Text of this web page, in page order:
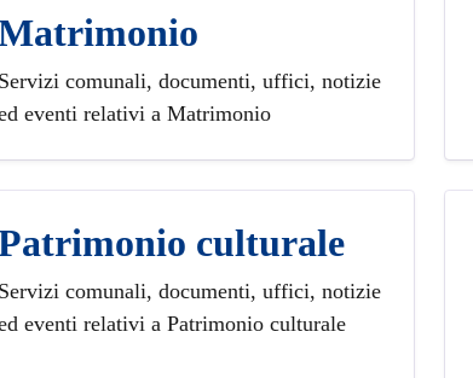
Servizi comunali, documenti, uffici, notizie
eventi relativi a Matrimonio
culturale
Servizi comunali, documenti, uffici, notizie
eventi relativi a Patrimonio culturale